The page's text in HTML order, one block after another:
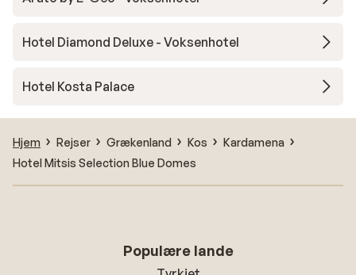
Hotel Diamond Deluxe - Voksenhotel
Hotel Kosta Palace
Hjem Rejser Grækenland Kos
Kardamena
Hotel Mitsis Selection Blue Domes
Populære lande